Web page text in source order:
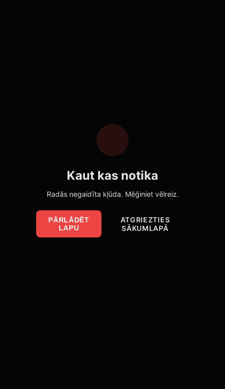
Kaut kas notika
Radās negaidīta kļūda. Mēģiniet vēlreiz.
PĀRLĀDĒT
LAPU
ATGRIEZTIES
SĀKUMLAPĀ